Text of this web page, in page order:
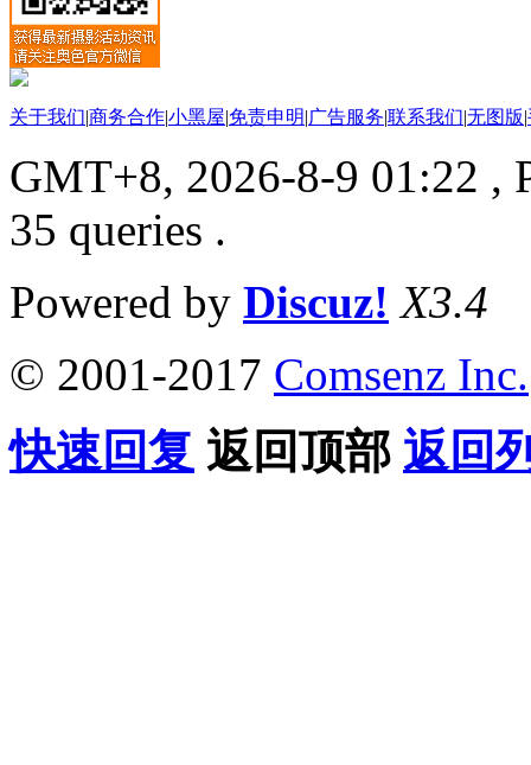
关于我们|商务合作|小黑屋|免责申明|广告服务|联系我们|无图版|
GMT+8, 2026-8-9 01:22 ,
35 queries .
Powered by Discuz! X3.4
© 2001-2017 Comsenz Inc.
快速回复 返回顶部 返回